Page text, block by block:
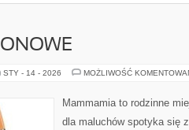
STY - 14 - 2026 MOŻLIWOŚĆ
Mammamia to rodzinne
dla maluchów spotyka się